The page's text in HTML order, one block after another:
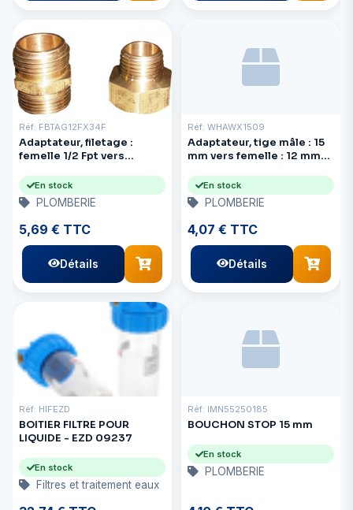
Réf: FBTAG12FX34F
Adaptateur, filetage :
femelle 1/2 Fpt vers
En stock
PLOMBERIE
5,69 € TTC
Détails
Réf: WHAWX1509
Adaptateur, tige mâle : 15
mm vers femelle : 12 mm
En stock
PLOMBERIE
4,07 € TTC
Détails
Réf: HIFEZD
BOITIER FILTRE POUR
LIQUIDE - EZD 09237
En stock
Filtres et traitement eaux
Réf: IMN55250185
BOUCHON STOP 15 mm
En stock
PLOMBERIE